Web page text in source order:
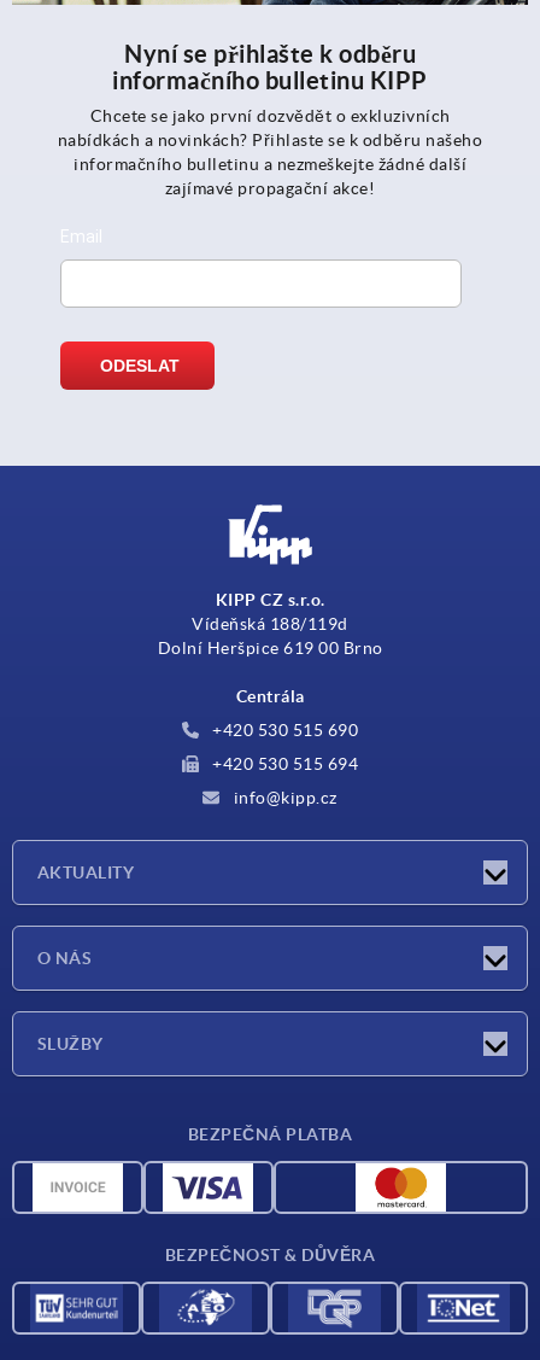
Nyní se přihlašte k odběru
informačního bulletinu KIPP
Chcete se jako první dozvědět o exkluzivních
nabídkách a novinkách? Přihlaste se k odběru našeho
informačního bulletinu a nezmeškejte žádné další
zajímavé propagační akce!
KIPP CZ s.r.o.
Vídeňská 188/119d
Dolní Heršpice 619 00 Brno
Centrála
+420 530 515 690
+420 530 515 694
info@kipp.cz
AKTUALITY
O NÁS
SLUŽBY
CAD data
BEZPEČNÁ PLATBA
BEZPEČNOST & DŮVĚRA